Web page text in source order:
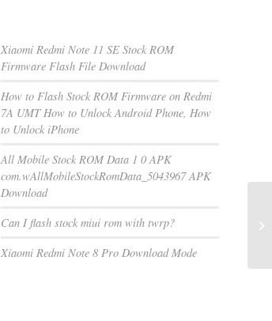
Xiaomi Redmi Note 11 SE Stock ROM
Firmware Flash File Download
How to Flash Stock ROM Firmware on Redmi
7A UMT How to Unlock Android Phone, How
to Unlock iPhone
All Mobile Stock ROM Data 1 0 APK
com.wAllMobileStockRomData_5043967 APK
Download
Can I flash stock miui rom with twrp?
Xiaomi Redmi Note 8 Pro Download Mode